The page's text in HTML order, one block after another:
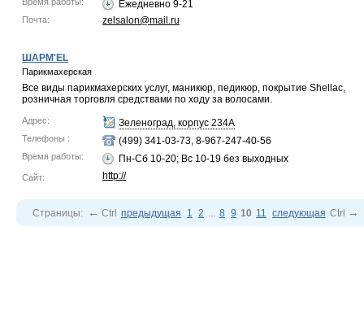
Ежедневно 9-21
Почта: zelsalon@mail.ru
ШАРМ'EL
Парикмахерская
Все виды парикмахерских услуг, маникюр, педикюр, покрытие Shellac,
розничная торговля средствами по ходу за волосами.
Адрес: Зеленоград, корпус 234А
Телефоны : (499) 341-03-73, 8-967-247-40-56
Время работы: Пн-Сб 10-20; Вс 10-19 без выходных
Сайт: http://
Страницы: ← Ctrl предыдущая 1 2 ... 8 9 10 11 следующая Ctrl →